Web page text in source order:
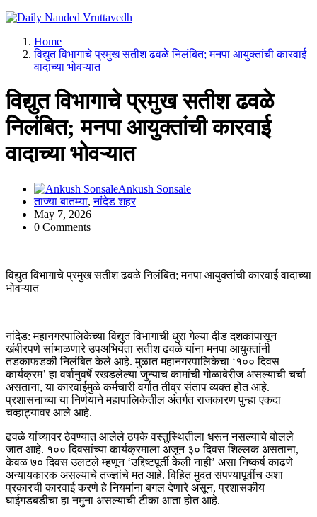
leading news portal of Nanded
Home
विद्युत विभागाचे प्रमुख सतीश ढवळे निलंबित; मनपा आयुक्तांची कारवाई
वादाच्या भोवऱ्यात
विद्युत विभागाचे प्रमुख सतीश ढवळे
निलंबित; मनपा आयुक्तांची कारवाई
वादाच्या भोवऱ्यात
Ankush Sonsale
ताज्या बातम्या,नांदेड शहर
May 7, 2026
0 Comments
विद्युत विभागाचे प्रमुख सतीश ढवळे निलंबित; मनपा आयुक्तांची कारवाई वादाच्या
भोवऱ्यात
नांदेड: महानगरपालिकेच्या विद्युत विभागाची धुरा गेल्या दीड दशकांपासून
खंबीरपणे सांभाळणारे उपअभियंता सतीश ढवळे यांना मनपा आयुक्तांनी
तडकाफडकी निलंबित केले आहे. मुळात महानगरपालिकेचा ‘१०० दिवस
कार्यक्रम’ हा वर्षानुवर्षे रखडलेल्या जुन्याच कामांची गोळाबेरीज असल्याची चर्चा
असताना, या कारवाईमुळे कर्मचारी वर्गात तीव्र संताप व्यक्त होत आहे.
प्रशासनाच्या या निर्णयाने महापालिकेतील अंतर्गत राजकारण पुन्हा एकदा
चव्हाट्यावर आले आहे.
ढवळे यांच्यावर ठेवण्यात आलेले ठपके वस्तुस्थितीला धरून नसल्याचे बोलले
जात आहे. १०० दिवसांच्या कार्यक्रमाला अजून ३० दिवस शिल्लक असताना,
केवळ ७० दिवस उलटले म्हणून ‘उद्दिष्टपूर्ती केली नाही’ असा निष्कर्ष काढणे
अन्यायकारक असल्याचे तज्ज्ञांचे मत आहे. विहित मुदत संपण्यापूर्वीच अशा
प्रकारची कारवाई करणे हे नियमांना बगल देणारे असून, प्रशासकीय
घाईगडबडीचा हा नमुना असल्याची टीका आता होत आहे.